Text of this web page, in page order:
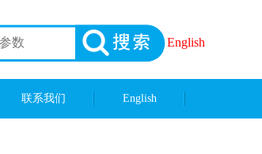
English
联系我们 English